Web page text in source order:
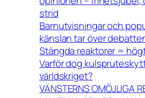
strid
Barnutvisningar och
känslan tar över
Stängda reaktorer =
Varför dog
världskriget?
VÄNSTERNS OMÖJLIGA